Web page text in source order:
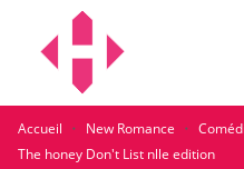
MENU
Accueil · New Romance ·
The honey Don't List nlle edition